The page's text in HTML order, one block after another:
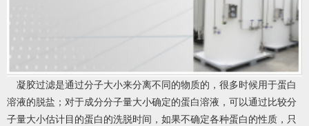
凝胶过滤是通过分子大小来分离不同的物质的，很多时候用于蛋白
溶液的脱盐；对于成分分子量大小确定的蛋白溶液，可以通过比较分
子量大小估计目的蛋白的洗脱时间，如果不确定各种蛋白的性质，只